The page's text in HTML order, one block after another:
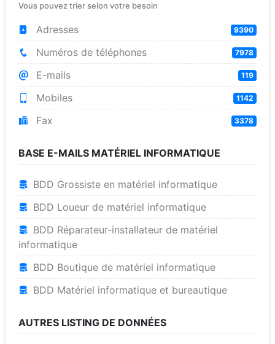
Vous pouvez trier selon votre besoin
Adresses 9390
Numéros de téléphones 7978
E-mails 119
Mobiles 1142
Fax 3378
BASE E-MAILS MATÉRIEL INFORMATIQUE
BDD Grossiste en matériel informatique
BDD Loueur de matériel informatique
BDD Réparateur-installateur de matériel
informatique
BDD Boutique de matériel informatique
BDD Matériel informatique et bureautique
AUTRES LISTING DE DONNÉES